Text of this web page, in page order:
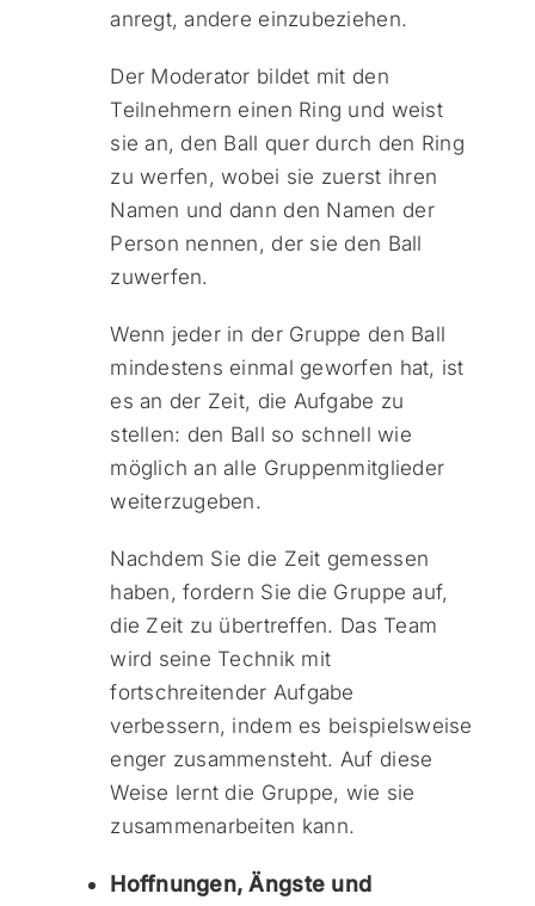
anregt, andere einzubeziehen.
Der Moderator bildet mit den
Teilnehmern einen Ring und weist
sie an, den Ball quer durch den Ring
zu werfen, wobei sie zuerst ihren
Namen und dann den Namen der
Person nennen, der sie den Ball
zuwerfen.
Wenn jeder in der Gruppe den Ball
mindestens einmal geworfen hat, ist
es an der Zeit, die Aufgabe zu
stellen: den Ball so schnell wie
möglich an alle Gruppenmitglieder
weiterzugeben.
Nachdem Sie die Zeit gemessen
haben, fordern Sie die Gruppe auf,
die Zeit zu übertreffen. Das Team
wird seine Technik mit
fortschreitender Aufgabe
verbessern, indem es beispielsweise
enger zusammensteht. Auf diese
Weise lernt die Gruppe, wie sie
zusammenarbeiten kann.
Hoffnungen, Ängste und